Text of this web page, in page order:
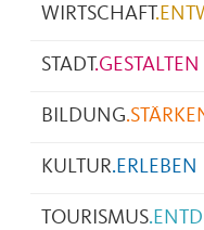
WIRTSCHAFT.
STADT.GESTALTEN
BILDUNG.
KULTUR.ERLEBEN
TOURISMUS.